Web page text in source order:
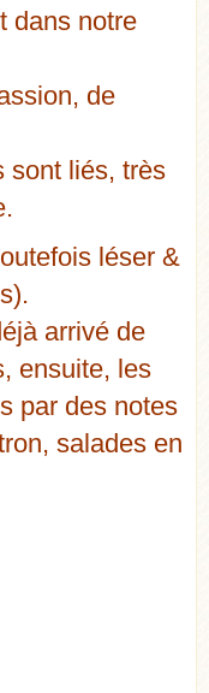
dans notre
de
sont liés, très
léser &
arrivé de
ensuite, les
par des notes
salades en